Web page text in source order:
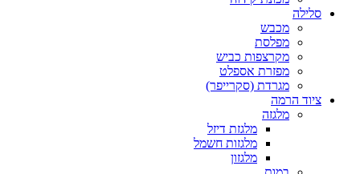
סלילה
מכבש
מפלסת
מקרצפות כביש
מפזרת אספלט
מגרדת (סקרייפר)
ציוד הרמה
מלגזה
מלגזת דיזל
מלגזות חשמל
מלגזון